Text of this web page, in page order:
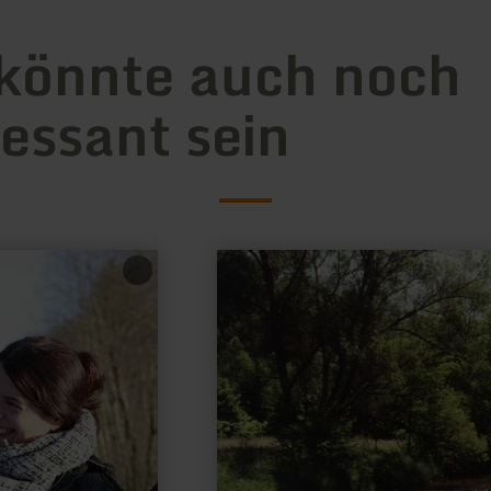
auch noch
sein
mehr
-
Gerolstein-
Lissingen,
Kyll